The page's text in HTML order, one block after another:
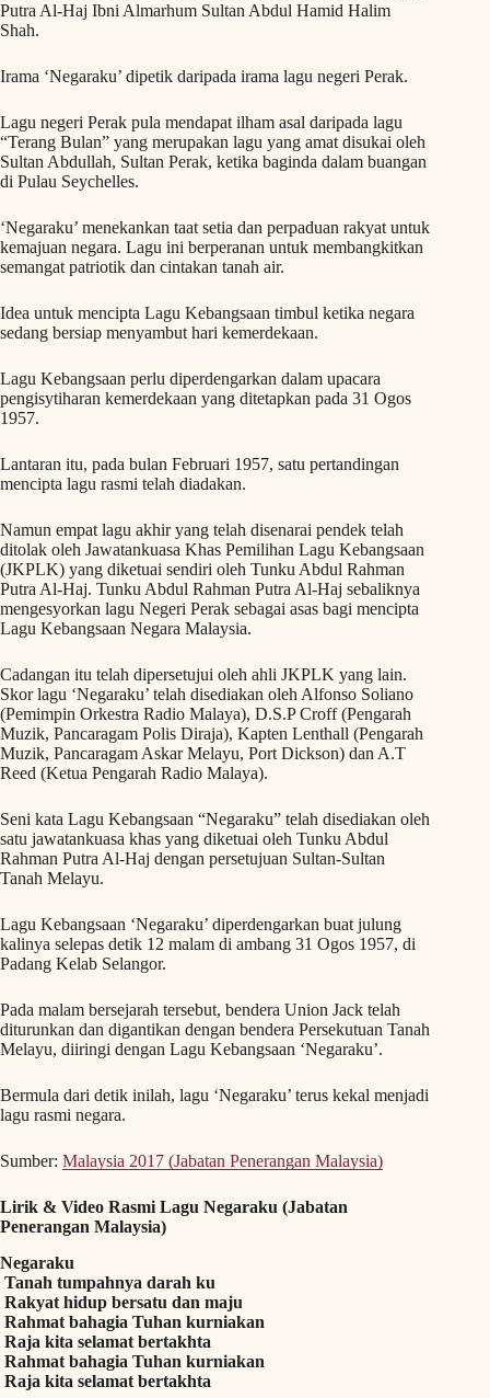
Putra Al-Haj Ibni Almarhum Sultan Abdul Hamid Halim
Shah.
Irama ‘Negaraku’ dipetik daripada irama lagu negeri Perak.
Lagu negeri Perak pula mendapat ilham asal daripada lagu
“Terang Bulan” yang merupakan lagu yang amat disukai oleh
Sultan Abdullah, Sultan Perak, ketika baginda dalam buangan
di Pulau Seychelles.
‘Negaraku’ menekankan taat setia dan perpaduan rakyat untuk
kemajuan negara. Lagu ini berperanan untuk membangkitkan
semangat patriotik dan cintakan tanah air.
Idea untuk mencipta Lagu Kebangsaan timbul ketika negara
sedang bersiap menyambut hari kemerdekaan.
Lagu Kebangsaan perlu diperdengarkan dalam upacara
pengisytiharan kemerdekaan yang ditetapkan pada 31 Ogos
1957.
Lantaran itu, pada bulan Februari 1957, satu pertandingan
mencipta lagu rasmi telah diadakan.
Namun empat lagu akhir yang telah disenarai pendek telah
ditolak oleh Jawatankuasa Khas Pemilihan Lagu Kebangsaan
(JKPLK) yang diketuai sendiri oleh Tunku Abdul Rahman
Putra Al-Haj. Tunku Abdul Rahman Putra Al-Haj sebaliknya
mengesyorkan lagu Negeri Perak sebagai asas bagi mencipta
Lagu Kebangsaan Negara Malaysia.
Cadangan itu telah dipersetujui oleh ahli JKPLK yang lain.
Skor lagu ‘Negaraku’ telah disediakan oleh Alfonso Soliano
(Pemimpin Orkestra Radio Malaya), D.S.P Croff (Pengarah
Muzik, Pancaragam Polis Diraja), Kapten Lenthall (Pengarah
Muzik, Pancaragam Askar Melayu, Port Dickson) dan A.T
Reed (Ketua Pengarah Radio Malaya).
Seni kata Lagu Kebangsaan “Negaraku” telah disediakan oleh
satu jawatankuasa khas yang diketuai oleh Tunku Abdul
Rahman Putra Al-Haj dengan persetujuan Sultan-Sultan
Tanah Melayu.
Lagu Kebangsaan ‘Negaraku’ diperdengarkan buat julung
kalinya selepas detik 12 malam di ambang 31 Ogos 1957, di
Padang Kelab Selangor.
Pada malam bersejarah tersebut, bendera Union Jack telah
diturunkan dan digantikan dengan bendera Persekutuan Tanah
Melayu, diiringi dengan Lagu Kebangsaan ‘Negaraku’.
Bermula dari detik inilah, lagu ‘Negaraku’ terus kekal menjadi
lagu rasmi negara.
Sumber: Malaysia 2017 (Jabatan Penerangan Malaysia)
Lirik & Video Rasmi Lagu Negaraku (Jabatan
Penerangan Malaysia)
Negaraku
Tanah tumpahnya darah ku
Rakyat hidup bersatu dan maju
Rahmat bahagia Tuhan kurniakan
Raja kita selamat bertakhta
Rahmat bahagia Tuhan kurniakan
Raja kita selamat bertakhta